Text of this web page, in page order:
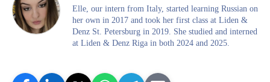
Elle, our intern from Italy, started learning Russian on
her own in 2017 and took her first class at Liden &
Denz St. Petersburg in 2019. She studied and interned
at Liden & Denz Riga in both 2024 and 2025.